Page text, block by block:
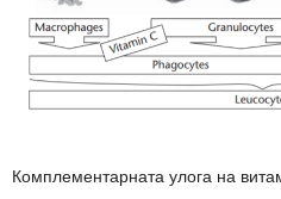
Комплементарната улога на